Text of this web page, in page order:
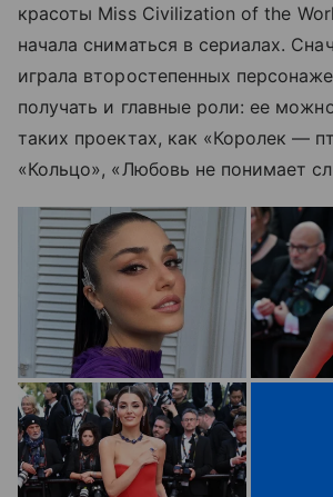
красоты Miss Civilization of the
начала сниматься в сериалах.
играла второстепенных
получать и главные роли: ее
таких проектах, как «Королек —
«Кольцо», «Любовь не понимает